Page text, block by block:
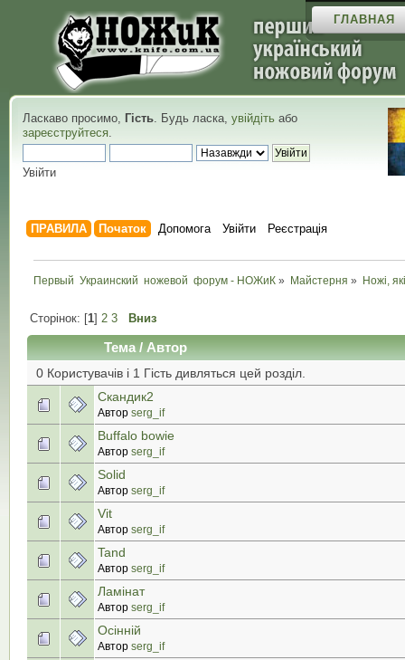
ГЛАВНАЯ
Ласкаво просимо, Гість. Будь ласка, увійдіть або
зареєструйтеся.
Увійти
ПРАВИЛА Початок Допомога Увійти Реєстрація
Первый  Украинский  ножевой  форум - НОЖиК » Майстерня » Ножі,
Сторінок: [1] 2 3 Вниз
Тема/Автор
0 Користувачів і 1 Гість дивляться цей розділ.
Скандик2
Автор serg_if
Buffalo bowie
Автор serg_if
Solid
Автор serg_if
Vit
Автор serg_if
Tand
Автор serg_if
Ламінат
Автор serg_if
Осінній
Автор serg_if